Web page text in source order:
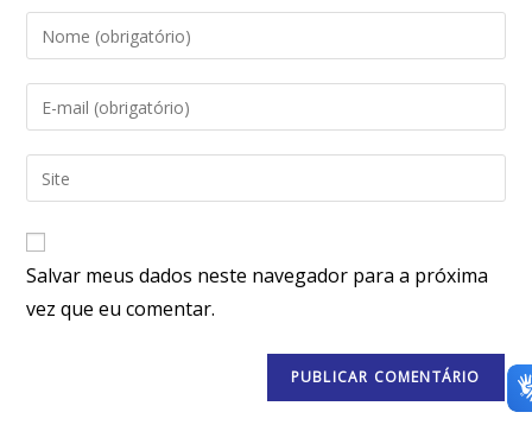
Salvar meus dados neste navegador para a próxima
vez que eu comentar.